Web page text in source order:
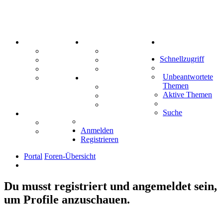
Mastodon
Treffenübersicht
Zitatesammlung
Schiffe versenken
Tipprunde
Comunio
Schnellzugriff
Unbeantwortete
Themen
Aktive Themen
Suche
Anmelden
Registrieren
Portal Foren-Übersicht
Du musst registriert und angemeldet sein,
um Profile anzuschauen.